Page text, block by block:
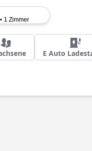
1 Zimmer
E Auto